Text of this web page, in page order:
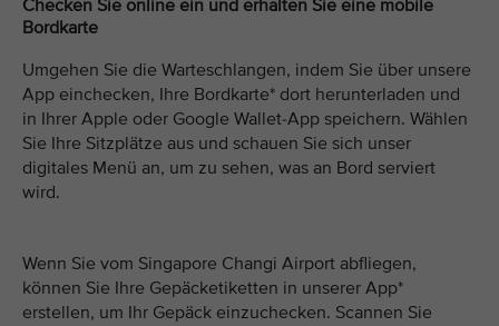
Checken Sie online ein und erhalten Sie eine mobile
Bordkarte
Umgehen Sie die Warteschlangen, indem Sie über unsere
App einchecken, Ihre Bordkarte* dort herunterladen und
in Ihrer Apple oder Google Wallet-App speichern. Wählen
Sie Ihre Sitzplätze aus und schauen Sie sich unser
digitales Menü an, um zu sehen, was an Bord serviert
wird.
Wenn Sie vom Singapore Changi Airport abfliegen,
können Sie Ihre Gepäcketiketten in unserer App*
erstellen, um Ihr Gepäck einzuchecken. Scannen Sie